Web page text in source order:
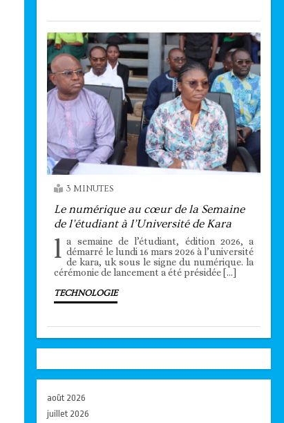
3 MINUTES
Le numérique au cœur de la Semaine
de l’étudiant à l’Université de Kara
l a semaine de l’étudiant, édition 2026, a
démarré le lundi 16 mars 2026 à l’université
de kara, uk sous le signe du numérique. la
cérémonie de lancement a été présidée […]
TECHNOLOGIE
août 2026
juillet 2026